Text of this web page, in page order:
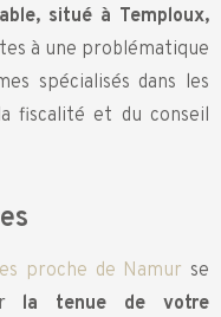
situé à Temploux,
à une problématique
spécialisés dans les
fiscalité et du conseil
proche de Namur se
la tenue de votre